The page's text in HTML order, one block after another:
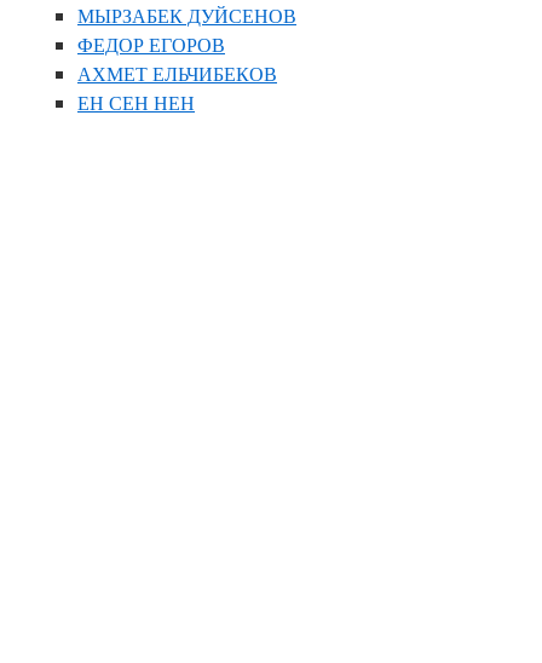
МЫРЗАБЕК ДУЙСЕНОВ
ФЕДОР ЕГОРОВ
АХМЕТ ЕЛЬЧИБЕКОВ
ЕН СЕН НЕН